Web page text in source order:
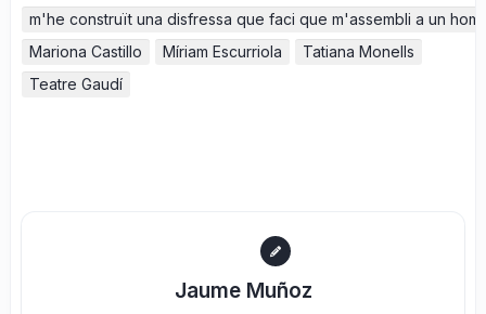
m'he construït una disfressa que faci que m'assembli a un
Mariona Castillo
Míriam Escurriola
Tatiana Monells
Teatre Gaudí
Jaume Muñoz